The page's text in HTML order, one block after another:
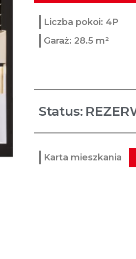
Liczba pokoi: 4P
Garaż: 28.5 m²
Status:
Karta mieszkania